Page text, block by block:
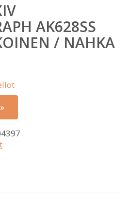
AK628SS
/ NAHKA